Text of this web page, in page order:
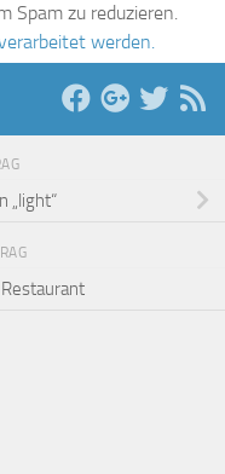
Spam zu reduzieren.
werden.
„light“